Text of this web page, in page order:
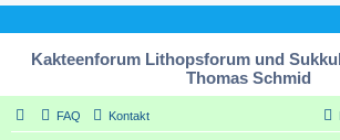
Kakteenforum Lithopsforum und
Thomas Schmid
FAQ Kontakt